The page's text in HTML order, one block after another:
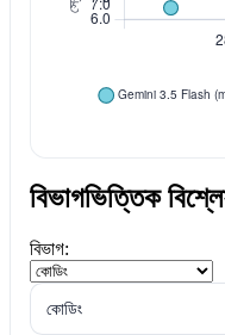
বিভাগভিত্তিক
বিভাগ:
কোডিং